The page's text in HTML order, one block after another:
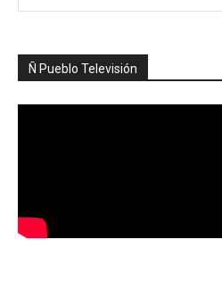
Ñ Pueblo Televisión